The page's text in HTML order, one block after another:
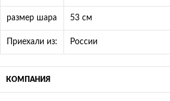
размер шара 53 см
Приехали из: России
КОМПАНИЯ